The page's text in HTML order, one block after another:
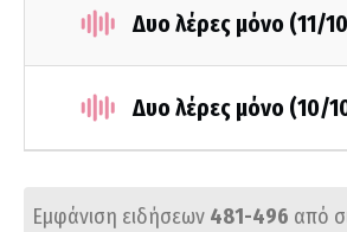
Δυο λέρες μόνο (11/
Δυο λέρες μόνο (10/
Εμφάνιση ειδήσεων 481-496 από